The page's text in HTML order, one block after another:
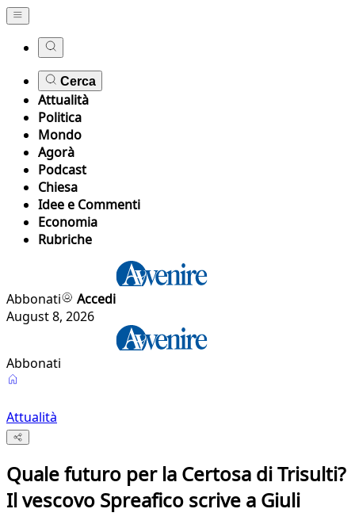
Cerca
Attualità
Politica
Mondo
Agorà
Podcast
Chiesa
Idee e Commenti
Economia
Rubriche
Abbonati
Accedi
August 8, 2026
Abbonati
Attualità
Quale futuro per la Certosa di Trisulti?
Il vescovo Spreafico scrive a Giuli